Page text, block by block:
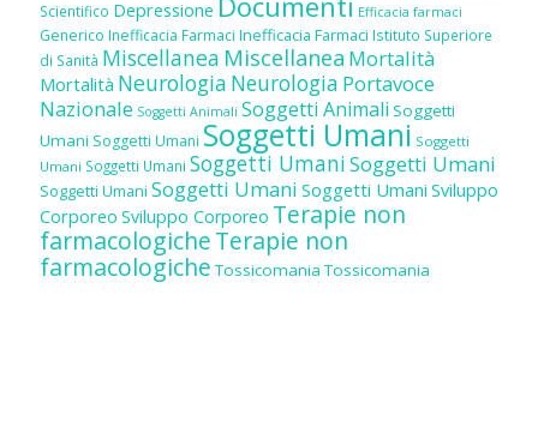
Scientifico Depressione Efficacia farmaci
Generico Inefficacia Farmaci Inefficacia Farmaci Istituto Superiore
di Sanità Miscellanea Miscellanea Mortalità
Mortalità Neurologia Neurologia Portavoce
Nazionale Soggetti Animali Soggetti Animali Soggetti
Umani Soggetti Umani Soggetti Umani Soggetti
Umani Soggetti Umani Soggetti UmaniSoggetti Umani
Soggetti Umani Soggetti Umani Soggetti Umani Sviluppo
Corporeo Sviluppo Corporeo Terapie non
farmacologicheTerapie non
farmacologiche Tossicomania Tossicomania